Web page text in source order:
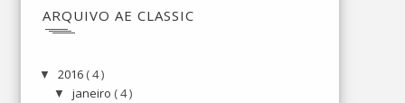
ARQUIVO AE CLASSIC
▼ 2016 ( 4 )
▼ janeiro ( 4 )